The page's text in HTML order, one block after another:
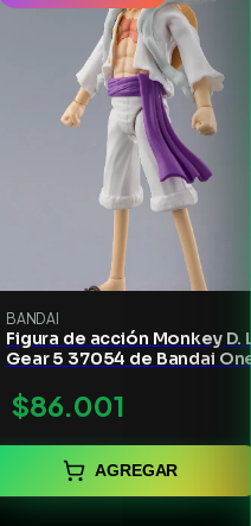
BANDAI
Figura de acción Monkey D.
Gear 5 37054 de Bandai
$86.001
AGREGAR